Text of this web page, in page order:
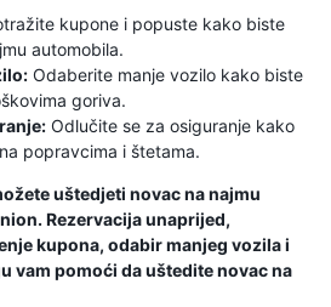
kupone i popuste kako biste
automobila.
Odaberite manje vozilo kako biste
goriva.
Odlučite se za osiguranje kako
popravcima i štetama.
uštedjeti novac na najmu
Rezervacija unaprijed,
kupona, odabir manjeg vozila i
vam pomoći da uštedite novac na